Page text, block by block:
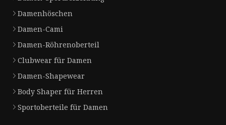
Damenhöschen
Damen-Cami
Damen-Röhrenoberteil
Clubwear für Damen
Damen-Shapewear
Body Shaper für Herren
Sportoberteile für Damen